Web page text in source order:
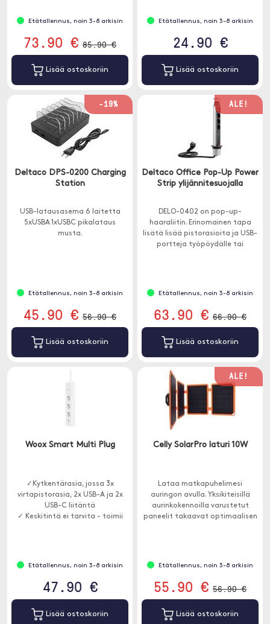
Etätallennus, noin 3-8 arkisin
73.90 € 85.90 €
Lisää ostoskoriin
Etätallennus, noin 3-8 arkisin
24.90 €
Lisää ostoskoriin
-19%
Deltaco DPS-0200 Charging
Station
USB-latausasema 6 laitetta
5xUSBA 1xUSBC pikalataus
musta.
Etätallennus, noin 3-8 arkisin
45.90 € 56.90 €
Lisää ostoskoriin
ALE!
Deltaco Office Pop-Up Power
Strip ylijännitesuojalla
DELO-0402 on pop-up-
haaraliitin. Erinomainen tapa
lisätä lisää pistorasioita ja USB-
portteja työpöydälle tai
Etätallennus, noin 3-8 arkisin
63.90 € 66.90 €
Lisää ostoskoriin
Woox Smart Multi Plug
✓Kytkentärasia, jossa 3x
virtapistorasia, 2x USB-A ja 2x
USB-C liitäntä
✓ Keskitintä ei tarvita - toimii
Etätallennus, noin 3-8 arkisin
47.90 €
Lisää ostoskoriin
ALE!
Celly SolarPro laturi 10W
Lataa matkapuhelimesi
auringon avulla. Yksikiteisillä
aurinkokennoilla varustetut
paneelit takaavat optimaalisen
Etätallennus, noin 3-8 arkisin
55.90 € 56.90 €
Lisää ostoskoriin